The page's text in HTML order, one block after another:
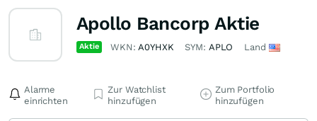
Apollo Bancorp Aktie
Aktie WKN:A0YHXK SYM: APLO Land
Alarme
einrichten
Zur Watchlist
hinzufügen
Zum Portfolio
hinzufügen